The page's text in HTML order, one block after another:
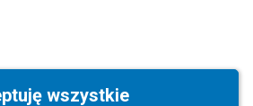
wszystkie